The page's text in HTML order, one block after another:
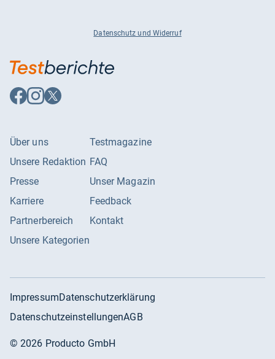
Datenschutz und Widerruf
Auf
Facebook
Auf
Instagram
Auf
X
Über uns
Unsere Redaktion
Presse
Karriere
Partnerbereich
Unsere Kategorien
Testmagazine
FAQ
Unser Magazin
Feedback
Kontakt
ImpressumDatenschutzerklärung
DatenschutzeinstellungenAGB
©2026 Producto GmbH